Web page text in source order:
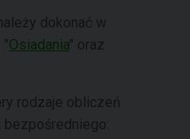
dokonać w
"Osiadania" oraz
rodzaje obliczeń